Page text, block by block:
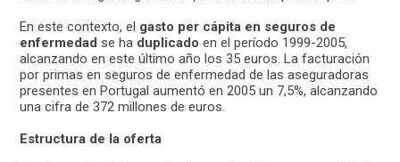
En este contexto, el gasto per cápita en seguros de
enfermedad se ha duplicado en el período 1999-2005,
alcanzando en este último año los 35 euros. La facturación
por primas en seguros de enfermedad de las aseguradoras
presentes en Portugal aumentó en 2005 un 7,5%, alcanzando
una cifra de 372 millones de euros.
Estructura de la oferta